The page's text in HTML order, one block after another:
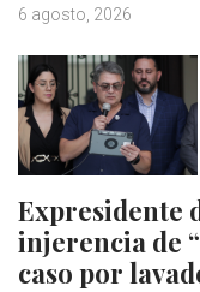
6 agosto, 2026
Expresidente
injerencia de
caso por